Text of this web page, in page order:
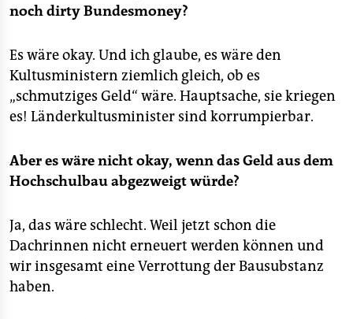
noch dirty Bundesmoney?
Es wäre okay. Und ich glaube, es wäre den
Kultusministern ziemlich gleich, ob es
„schmutziges Geld“ wäre. Hauptsache, sie kriegen
es! Länderkultusminister sind korrumpierbar.
Aber es wäre nicht okay, wenn das Geld aus dem
Hochschulbau abgezweigt würde?
Ja, das wäre schlecht. Weil jetzt schon die
Dachrinnen nicht erneuert werden können und
wir insgesamt eine Verrottung der Bausubstanz
haben.